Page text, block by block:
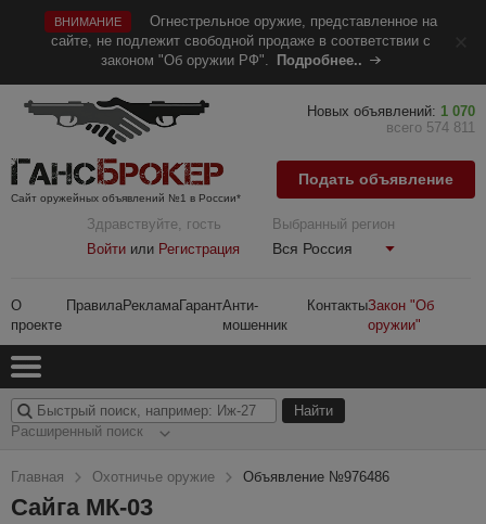
ВНИМАНИЕ
Огнестрельное оружие, представленное на
сайте, не подлежит свободной продаже в соответствии с
законом "Об оружии РФ".
Подробнее..
Сайт оружейных объявлений №1 в России*
Здравствуйте, гость
Войти или Регистрация
Выбранный регион
Вся Россия
О
проекте
ПравилаРекламаГарантАнти-
мошенник
КонтактыЗакон "Об
оружии"
Новых объявлений: 1 070
всего 574 811
Подать объявление
Расширенный поиск
Главная Охотничье оружие Объявление №976486
Сайга МК-03